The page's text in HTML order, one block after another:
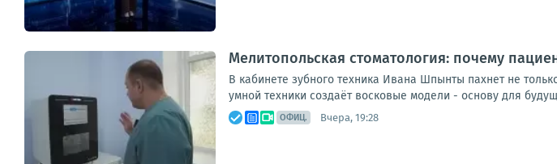
Мелитопольская стоматология: почему
В кабинете зубного техника Ивана Шпынты пахнет не
умной техники создаёт восковые модели - основу для
ОФИЦ. Вчера, 19:28